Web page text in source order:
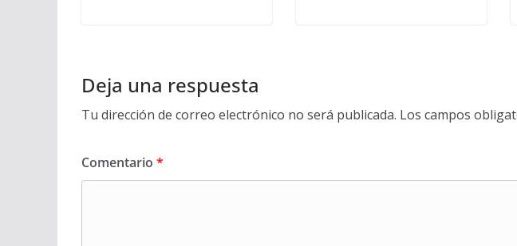
Deja una respuesta
Tu dirección de correo electrónico no será publicada. Los campos
Comentario *